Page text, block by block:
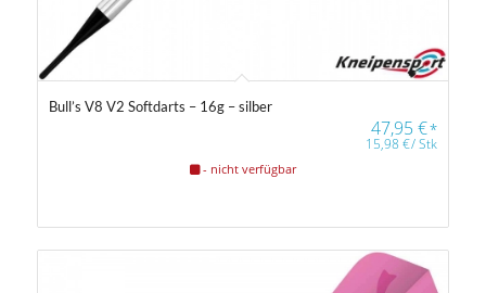
Bull’s V8 V2 Softdarts – 16g – silber
47,95€*
15,98€/Stk
- nicht verfügbar